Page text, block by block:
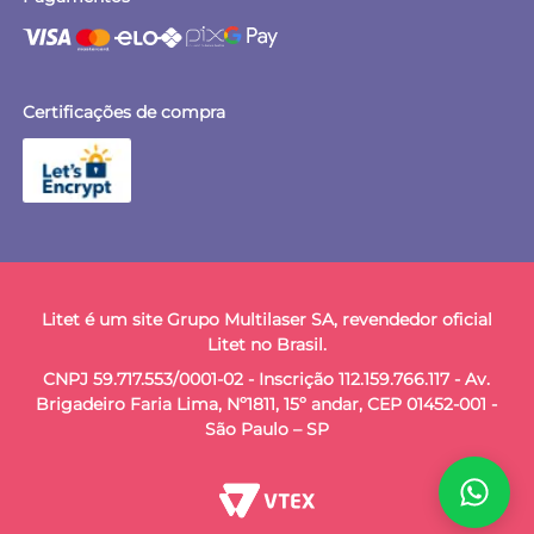
Certificações de compra
Litet é um site Grupo Multilaser SA, revendedor oficial
Litet no Brasil.
CNPJ 59.717.553/0001-02 - Inscrição 112.159.766.117 - Av.
Brigadeiro Faria Lima, Nº1811, 15º andar, CEP 01452-001 -
São Paulo – SP